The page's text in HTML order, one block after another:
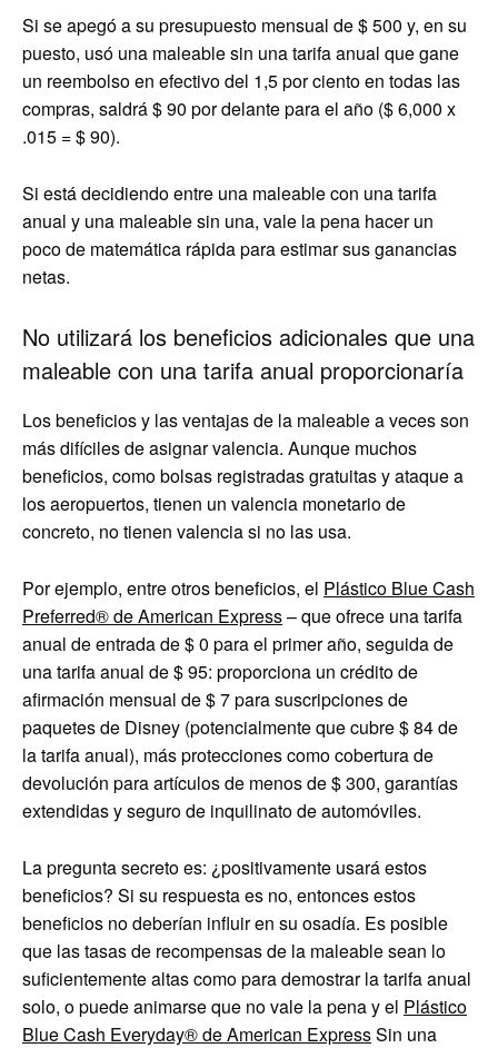
Si se apegó a su presupuesto mensual de $ 500 y, en su
puesto, usó una maleable sin una tarifa anual que gane
un reembolso en efectivo del 1,5 por ciento en todas las
compras, saldrá $ 90 por delante para el año ($ 6,000 x
.015 = $ 90).
Si está decidiendo entre una maleable con una tarifa
anual y una maleable sin una, vale la pena hacer un
poco de matemática rápida para estimar sus ganancias
netas.
No utilizará los beneficios adicionales que una
maleable con una tarifa anual proporcionaría
Los beneficios y las ventajas de la maleable a veces son
más difíciles de asignar valencia. Aunque muchos
beneficios, como bolsas registradas gratuitas y ataque a
los aeropuertos, tienen un valencia monetario de
concreto, no tienen valencia si no las usa.
Por ejemplo, entre otros beneficios, el Plástico Blue Cash
Preferred® de American Express– que ofrece una tarifa
anual de entrada de $ 0 para el primer año, seguida de
una tarifa anual de $ 95: proporciona un crédito de
afirmación mensual de $ 7 para suscripciones de
paquetes de Disney (potencialmente que cubre $ 84 de
la tarifa anual), más protecciones como cobertura de
devolución para artículos de menos de $ 300, garantías
extendidas y seguro de inquilinato de automóviles.
La pregunta secreto es: ¿positivamente usará estos
beneficios? Si su respuesta es no, entonces estos
beneficios no deberían influir en su osadía. Es posible
que las tasas de recompensas de la maleable sean lo
suficientemente altas como para demostrar la tarifa anual
solo, o puede animarse que no vale la pena y el Plástico
Blue Cash Everyday® de American ExpressSin una